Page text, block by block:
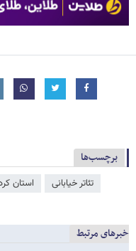
برچسب‌ها
تئاتر خیابانی استان
خبرهای مرتبط